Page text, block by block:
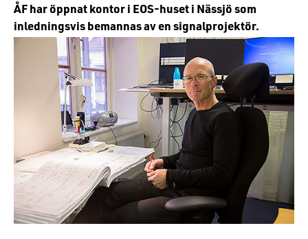
ÅF har öppnat kontor i EOS-huset i Nässjö som
inledningsvis bemannas av en signalprojektör.